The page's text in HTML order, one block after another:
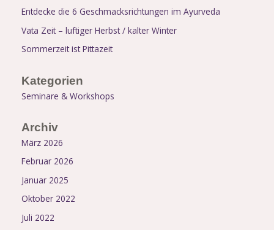
Entdecke die 6 Geschmacksrichtungen im Ayurveda
Vata Zeit – luftiger Herbst / kalter Winter
Sommerzeit ist Pittazeit
Kategorien
Seminare & Workshops
Archiv
März 2026
Februar 2026
Januar 2025
Oktober 2022
Juli 2022